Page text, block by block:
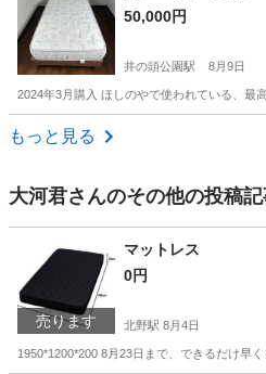
50,000円
井の頭公園駅 8月9日
2024年3月購入 ほしのやで使われている、最
東京 三鷹市
もっと見る
大河君さんのその他の投稿記
売ります
マットレス
0円
北野駅 8月4日
1950*1200*200 8月23日まで、できるだけ早